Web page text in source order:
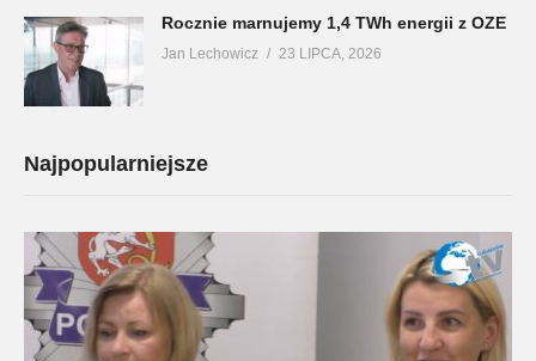
Rocznie marnujemy 1,4 TWh energii z OZE
Jan Lechowicz 23 LIPCA, 2026
Najpopularniejsze